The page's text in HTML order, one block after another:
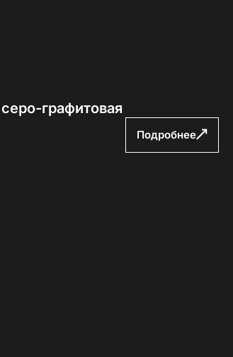
графитовая
Подробнее